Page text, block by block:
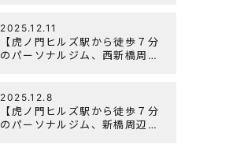
ャンペーン実施します！
2025.12.11
【虎ノ門ヒルズ駅から徒歩７分
のパーソナルジム、西新橋周
について
2025.12.8
【虎ノ門ヒルズ駅から徒歩７分
のパーソナルジム、新橋周辺、